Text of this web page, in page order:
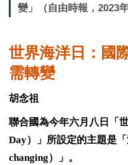
變」（自由時報，2023
世界海洋日：國
需轉變
胡念祖
聯合國為今年六月八日「
Day）」所設定的主題是
changing）」。